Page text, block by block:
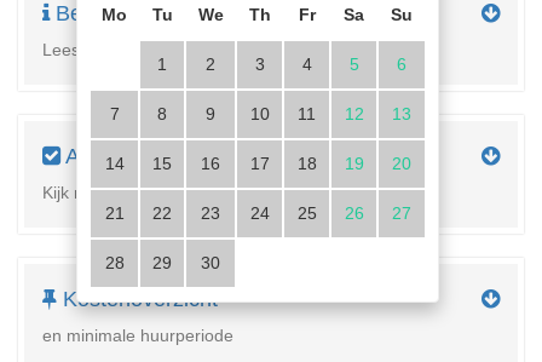
Mo Tu We Th Fr Sa Su
1 2 3 4 5 6
7 8 9 10 11 12 13
14 15 16 17 18 19 20
21 22 23 24 25 26 27
28 29 30
Beschrijving
Lees hier de volledige beschrijving van de woning
Apparatuur
Kijk naar de details van de behuizing
Kostenoverzicht
en minimale huurperiode